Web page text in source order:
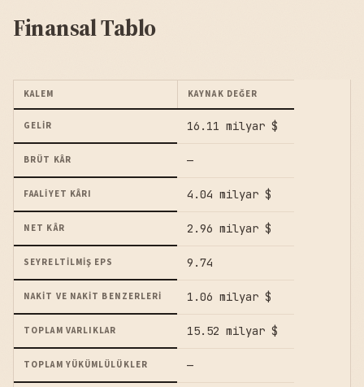
Finansal Tablo
KALEM KAYNAK DEĞER
GELIR 16.11 milyar $
BRÜT KÂR —
FAALIYET KÂRI 4.04 milyar $
NET KÂR 2.96 milyar $
SEYRELTILMIŞ EPS 9.74
NAKIT VE NAKIT BENZERLERI 1.06 milyar $
TOPLAM VARLIKLAR 15.52 milyar $
TOPLAM YÜKÜMLÜLÜKLER —